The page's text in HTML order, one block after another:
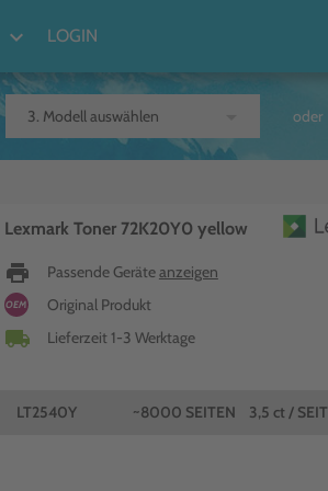
keyboard_arrow_down LOGIN
oder
Lexmark Toner 72K20Y0 yellow
print Passende Geräteanzeigen
OEM Original Produkt
local_shipping Lieferzeit 1-3 Werktage
LT2540Y ~8000 SEITEN 3,5 ct /